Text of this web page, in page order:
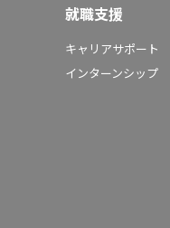
就職支援
キャリアサポート
インターンシップ